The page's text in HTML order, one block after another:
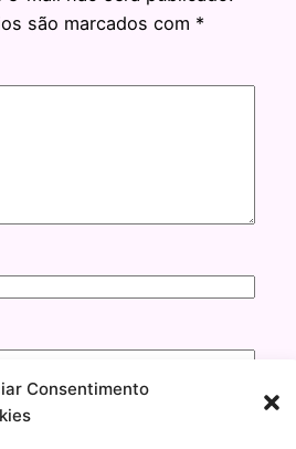
Consentimento
são marcados com *